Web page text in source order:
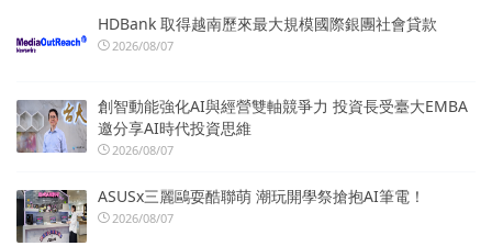
HDBank 取得越南歷來最大規模國際銀團社會貸款
2026/08/07
創智動能強化AI與經營雙軸競爭力 投資長受臺大EMBA
邀分享AI時代投資思維
2026/08/07
ASUSx三麗鷗耍酷聯萌 潮玩開學祭搶抱AI筆電！
2026/08/07